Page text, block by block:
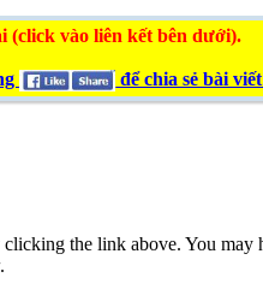
(click vào liên kết bên dưới).
để chia sẻ bài
clicking the link above. You may